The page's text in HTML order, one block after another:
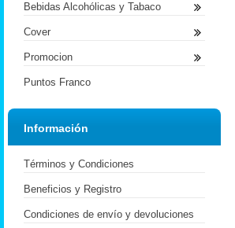
Bebidas Alcohólicas y Tabaco
Cover
Promocion
Puntos Franco
Información
Términos y Condiciones
Beneficios y Registro
Condiciones de envío y devoluciones